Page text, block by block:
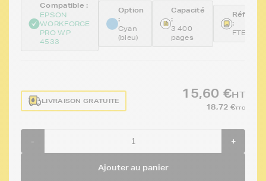
Compatible :
EPSON
WORKFORCE
PRO WP
4533
Option
:
Cyan
(bleu)
Capacité
:
3 400
pages
:
LIVRAISON GRATUITE
15,60 €HT
18,72 €TTC
- +
Ajouter au panier